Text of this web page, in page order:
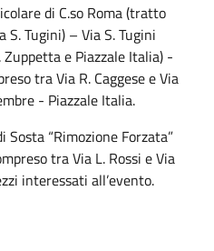
di C.so Roma (tratto
Tugini) – Via S. Tugini
e Piazzale Italia) -
tra Via R. Caggese e Via
- Piazzale Italia.
“Rimozione Forzata”
tra Via L. Rossi e Via
interessati all’evento.